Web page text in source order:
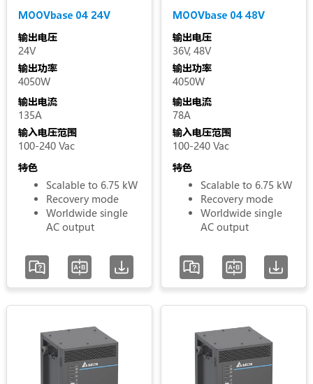
30
MOOVbase
PM1350
Module
MOOVbase
PM3000
Voltage
Output
Current
Output
Power
Input
Voltage
Phase
Voltage
Range
增加 / 移除选项
清空选项
MOOVbase 04 24V
输出电压
24V
输出功率
4050W
输出电流
135A
输入电压范围
100-240 Vac
特色
Scalable to 6.75 kW
Recovery mode
Worldwide single
AC output
MOOVbase 04 48V
输出电压
36V, 48V
输出功率
4050W
输出电流
78A
输入电压范围
100-240 Vac
特色
Scalable to 6.75 kW
Recovery mode
Worldwide single
AC output